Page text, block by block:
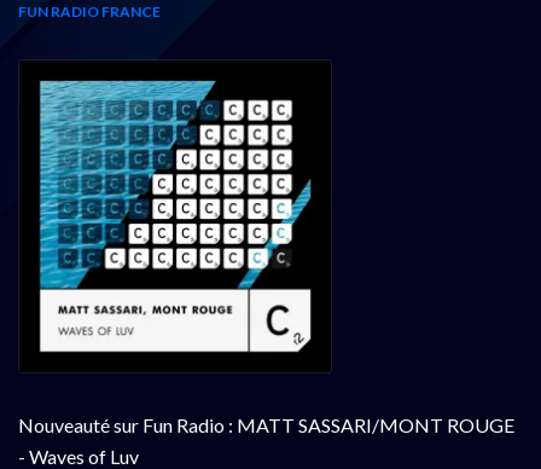
FUN RADIO FRANCE
Nouveauté sur Fun Radio : MATT SASSARI/MONT ROUGE
- Waves of Luv